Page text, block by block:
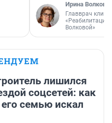
Ирина Волкова
Главврач
«Реабилитация
Волковой»
лишился
соцсетей: как
семью искал